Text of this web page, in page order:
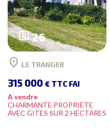
photo_camera26
location_on LE TRANGER
315 000€ TTC FAI
A vendre
CHARMANTE PROPRIETE
AVEC GITES SUR 2 HECTARES